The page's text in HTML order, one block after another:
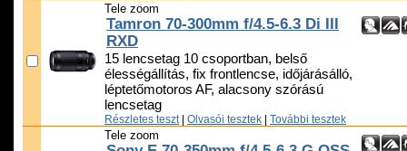
Tele zoom
Tamron 70-300mm f/4.5-6.3 Di III
RXD
15 lencsetag 10 csoportban, belső
élességállítás, fix frontlencse, időjárásálló,
léptetőmotoros AF, alacsony szórású
lencsetag
Részletes teszt Olvasói tesztek További tesztek
Tele zoom